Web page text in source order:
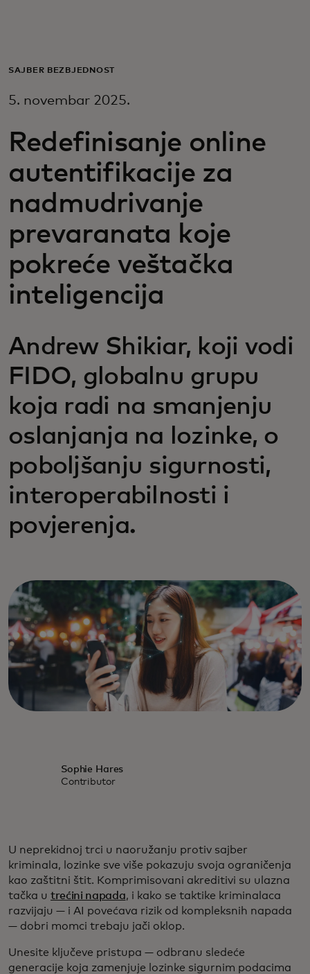
Za biznis
Za inovatore
Novosti i trendovi
SAJBER BEZBJEDNOST
5. novembar 2025.
Redefinisanje online
autentifikacije za
nadmudrivanje
prevaranata koje
pokreće veštačka
inteligencija
Andrew Shikiar, koji vodi
FIDO, globalnu grupu
koja radi na smanjenju
oslanjanja na lozinke, o
poboljšanju sigurnosti,
interoperabilnosti i
povjerenja.
Sophie Hares
Contributor
U neprekidnoj trci u naoružanju protiv sajber
kriminala, lozinke sve više pokazuju svoja ograničenja
kao zaštitni štit. Komprimisovani akreditivi su ulazna
tačka u trećini napada, i kako se taktike kriminalaca
razvijaju — i AI povećava rizik od kompleksnih napada
— dobri momci trebaju jači oklop.
Unesite ključeve pristupa — odbranu sledeće
generacije koja zamenjuje lozinke sigurnim podacima